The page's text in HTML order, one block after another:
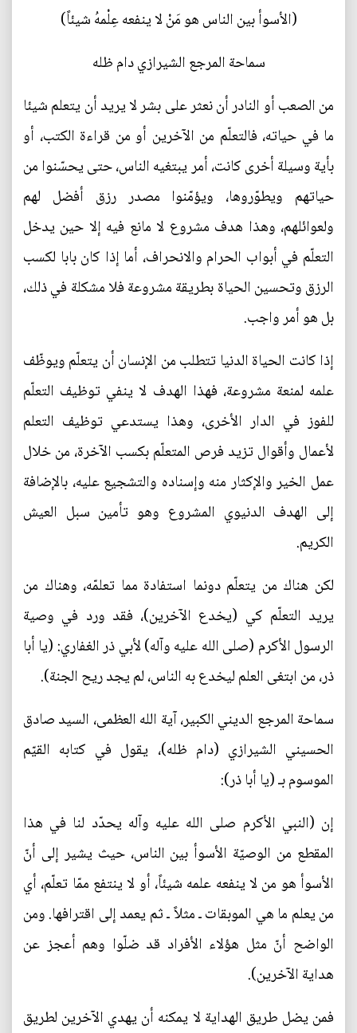
(الأسوأ بين الناس هو مَنْ لا ينفعه عِلْمهُ شيئاً)
سماحة المرجع الشيرازي دام ظله
من الصعب أو النادر أن نعثر على بشر لا يريد أن يتعلم شيئا
ما في حياته، فالتعلّم من الآخرين أو من قراءة الكتب، أو
بأية وسيلة أخرى كانت، أمر يبتغيه الناس، حتى يحسّنوا من
حياتهم ويطوّروها، ويؤمّنوا مصدر رزق أفضل لهم
ولعوائلهم، وهذا هدف مشروع لا مانع فيه إلا حين يدخل
التعلّم في أبواب الحرام والانحراف، أما إذا كان بابا لكسب
الرزق وتحسين الحياة بطريقة مشروعة فلا مشكلة في ذلك،
بل هو أمر واجب.
إذا كانت الحياة الدنيا تتطلب من الإنسان أن يتعلّم ويوظّف
علمه لمنعة مشروعة، فهذا الهدف لا ينفي توظيف التعلّم
للفوز في الدار الأخرى، وهذا يستدعي توظيف التعلم
لأعمال وأقوال تزيد فرص المتعلّم بكسب الآخرة، من خلال
عمل الخير والإكثار منه وإسناده والتشجيع عليه، بالإضافة
إلى الهدف الدنيوي المشروع وهو تأمين سبل العيش
الكريم.
لكن هناك من يتعلّم دونما استفادة مما تعلمّه، وهناك من
يريد التعلّم كي (يخدع الآخرين)، فقد ورد في وصية
الرسول الأكرم (صلى الله عليه وآله) لأبي ذر الغفاري: (يا أبا
ذر، من ابتغى العلم ليخدع به الناس، لم يجد ريح الجنة).
سماحة المرجع الديني الكبير، آية الله العظمى، السيد صادق
الحسيني الشيرازي (دام ظله)، يقول في كتابه القيّم
الموسوم بـ (يا أبا ذر):
إن (النبي الأكرم صلى الله عليه وآله يحدّد لنا في هذا
المقطع من الوصيّة الأسوأ بين الناس، حيث يشير إلى أنّ
الأسوأ هو من لا ينفعه علمه شيئاً، أو لا ينتفع ممّا تعلّم، أي
من يعلم ما هي الموبقات ـ مثلاً ـ ثم يعمد إلى اقترافها. ومن
الواضح أنّ مثل هؤلاء الأفراد قد ضلّوا وهم أعجز عن
هداية الآخرين).
فمن يضل طريق الهداية لا يمكنه أن يهدي الآخرين لطريق